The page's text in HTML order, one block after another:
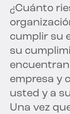
¿Cuánto
cumplir su
su
empresa y
usted y a
Una vez